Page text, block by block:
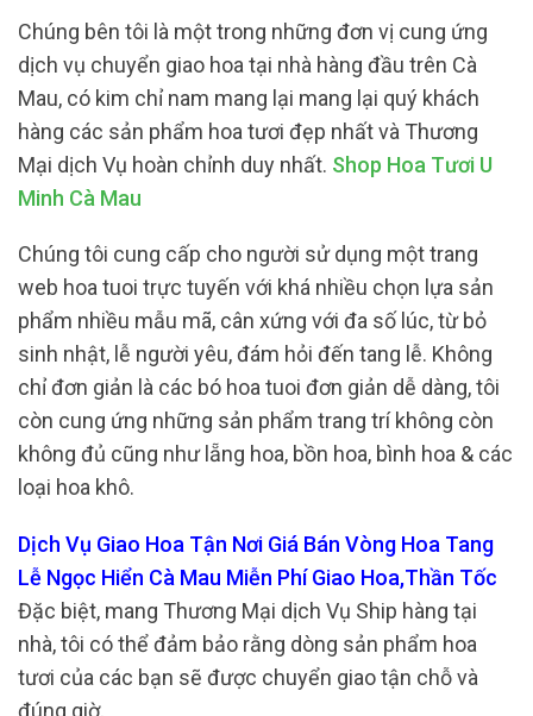
Chúng bên tôi là một trong những đơn vị cung ứng
dịch vụ chuyển giao hoa tại nhà hàng đầu trên Cà
Mau, có kim chỉ nam mang lại mang lại quý khách
hàng các sản phẩm hoa tươi đẹp nhất và Thương
Mại dịch Vụ hoàn chỉnh duy nhất. Shop Hoa Tươi U
Minh Cà Mau
Chúng tôi cung cấp cho người sử dụng một trang
web hoa tuoi trực tuyến với khá nhiều chọn lựa sản
phẩm nhiều mẫu mã, cân xứng với đa số lúc, từ bỏ
sinh nhật, lễ người yêu, đám hỏi đến tang lễ. Không
chỉ đơn giản là các bó hoa tuoi đơn giản dễ dàng, tôi
còn cung ứng những sản phẩm trang trí không còn
không đủ cũng như lẵng hoa, bồn hoa, bình hoa & các
loại hoa khô.
Dịch Vụ Giao Hoa Tận Nơi Giá Bán Vòng Hoa Tang
Lễ Ngọc Hiển Cà Mau Miễn Phí Giao Hoa,Thần Tốc
Đặc biệt, mang Thương Mại dịch Vụ Ship hàng tại
nhà, tôi có thể đảm bảo rằng dòng sản phẩm hoa
tươi của các bạn sẽ được chuyển giao tận chỗ và
đúng giờ.